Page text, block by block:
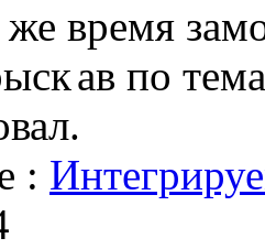
же время
ав по
: